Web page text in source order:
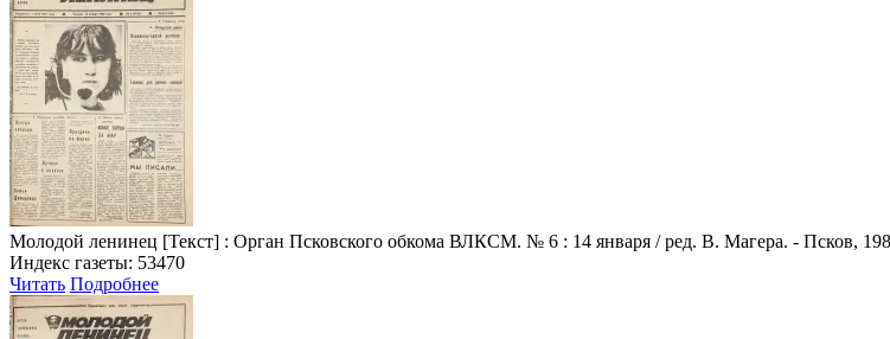
Молодой ленинец [Текст] : Орган Псковского обкома ВЛКСМ. № 6 : 14 января / ред. В. Магера. - Псков,
Индекс газеты: 53470
Читать Подробнее